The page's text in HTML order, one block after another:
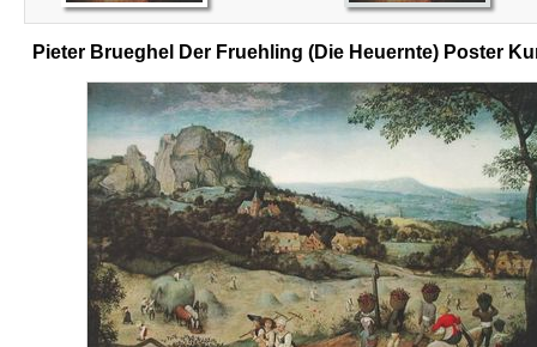
Pieter Brueghel Der Fruehling (Die Heuernte) Poster